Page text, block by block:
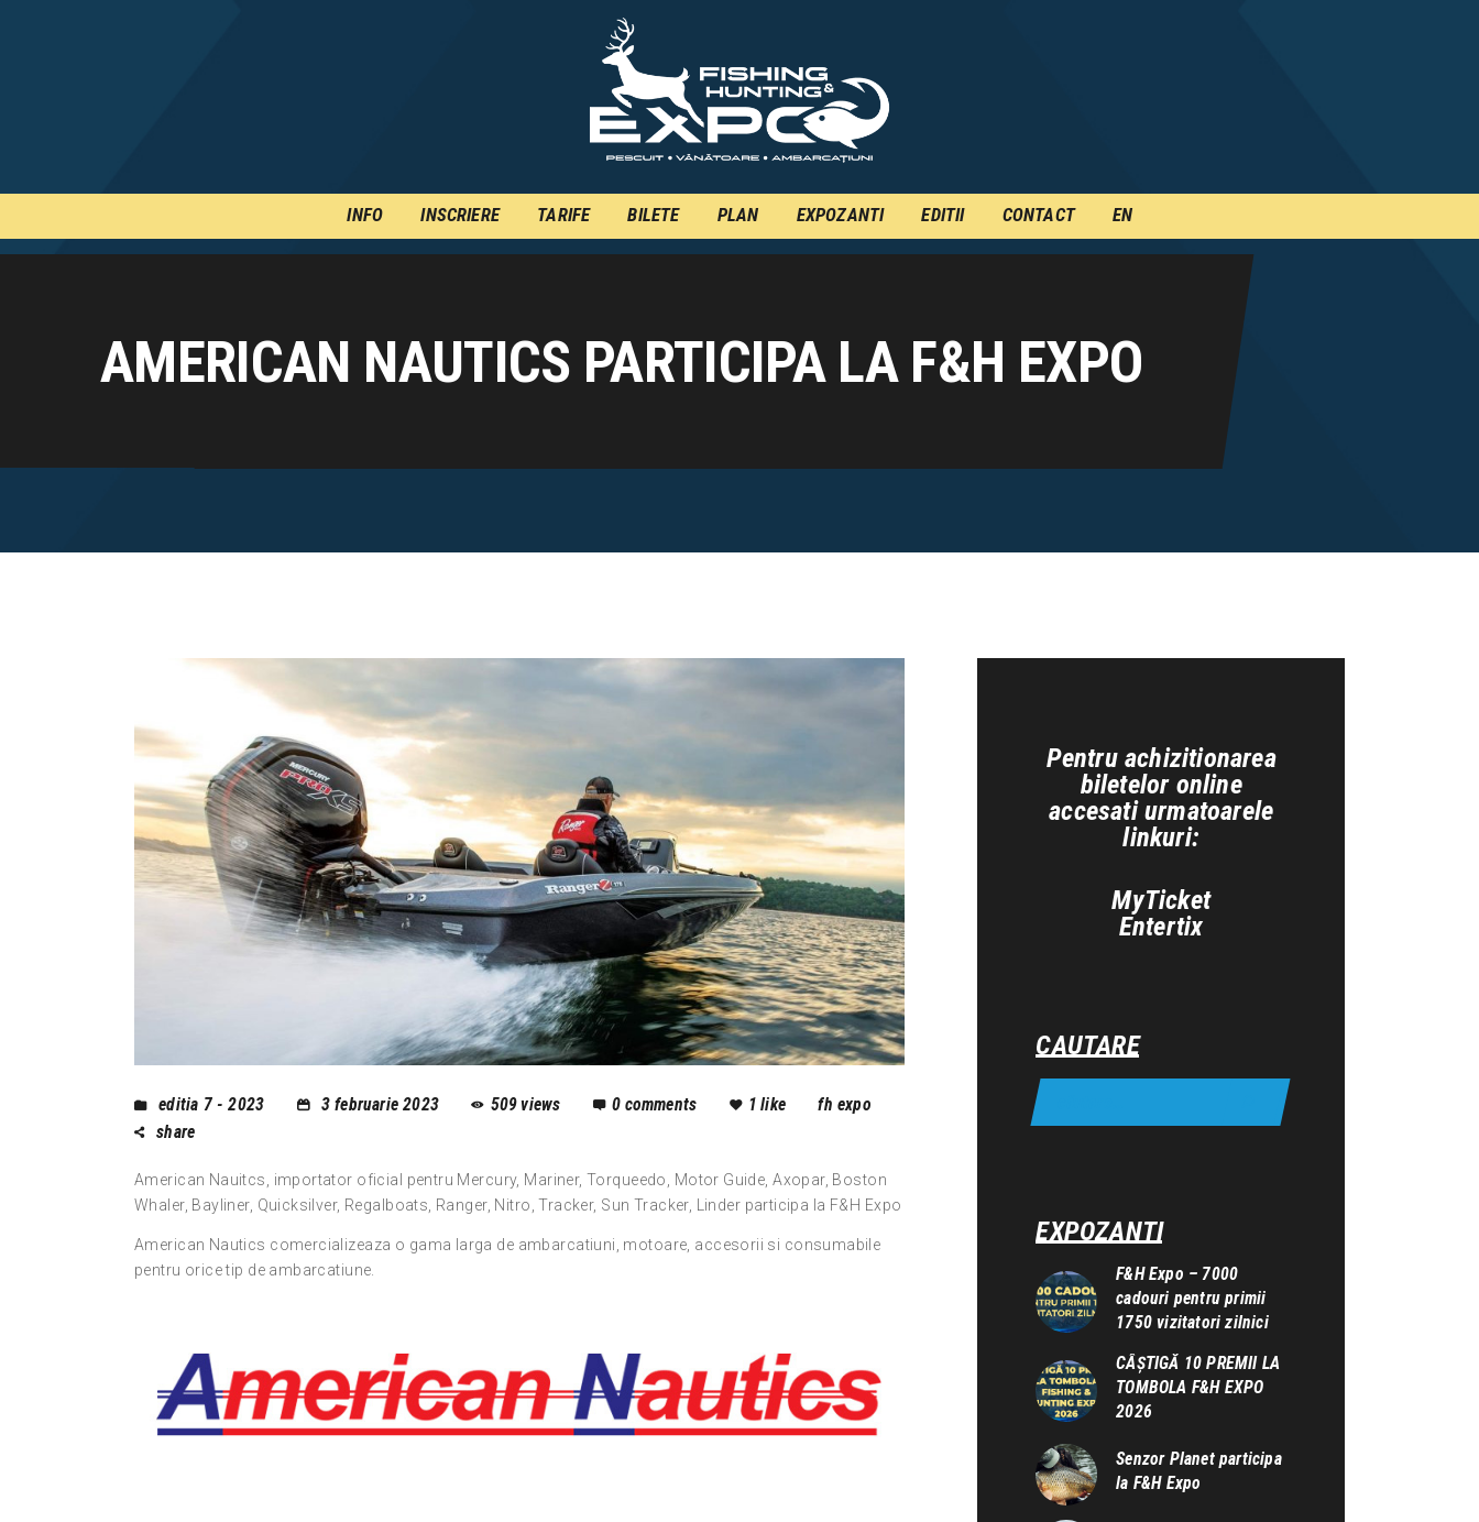
INFO INSCRIERE TARIFE BILETE PLAN EXPOZANTI EDITII CONTACT EN
AMERICAN NAUTICS PARTICIPA LA F&H EXPO
INSCRIERE
TARIFE
PLAN
EXPOZANTI
CONTACT
editia 7 - 2023 3 februarie 2023 509views 0 comments 1 like
fh expo
share
American Nauitcs, importator oficial pentru Mercury, Mariner, Torqueedo, Motor Guide, Axopar, Boston
Whaler, Bayliner, Quicksilver, Regalboats, Ranger, Nitro, Tracker, Sun Tracker, Linder participa la F&H Expo
American Nautics comercializeaza o gama larga de ambarcatiuni, motoare, accesorii si consumabile
pentru orice tip de ambarcatiune.
Pentru achizitionarea
biletelor online
accesati urmatoarele
linkuri:
MyTicket
Entertix
CAUTARE
EXPOZANTI
F&H Expo – 7000
cadouri pentru primii
1750 vizitatori zilnici
CÂȘTIGĂ 10 PREMII LA
TOMBOLA F&H EXPO
2026
Senzor Planet participa
la F&H Expo